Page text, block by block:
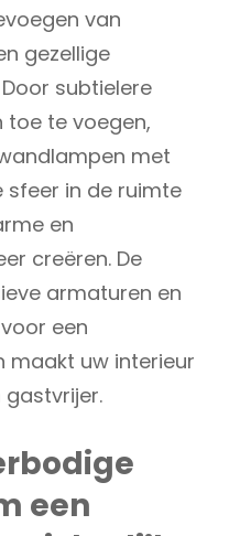
van
gezellige
subtielere
toe te voegen,
met
sfeer in de ruimte
en
creëren. De
armaturen en
een
maakt uw interieur
gastvrijer.
een